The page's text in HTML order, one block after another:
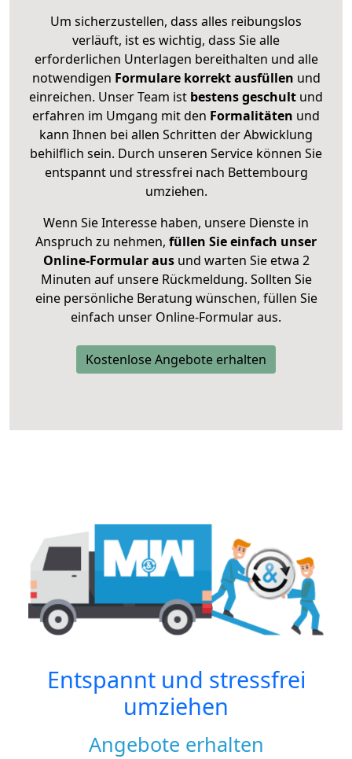
Um sicherzustellen, dass alles reibungslos
verläuft, ist es wichtig, dass Sie alle
erforderlichen Unterlagen bereithalten und alle
notwendigen Formulare korrekt ausfüllen und
einreichen. Unser Team ist bestens geschult und
erfahren im Umgang mit den Formalitäten und
kann Ihnen bei allen Schritten der Abwicklung
behilflich sein. Durch unseren Service können Sie
entspannt und stressfrei nach Bettembourg
umziehen.
Wenn Sie Interesse haben, unsere Dienste in
Anspruch zu nehmen, füllen Sie einfach unser
Online-Formular ausund warten Sie etwa 2
Minuten auf unsere Rückmeldung. Sollten Sie
eine persönliche Beratung wünschen, füllen Sie
einfach unser Online-Formular aus.
Kostenlose Angebote erhalten
Entspannt und stressfrei
umziehen
Angebote erhalten